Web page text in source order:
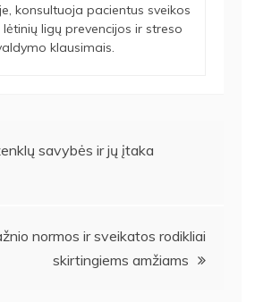
konsultuoja pacientus sveikos
lėtinių ligų prevencijos ir streso
klausimais.
savybės ir jų įtaka
normos ir sveikatos rodikliai
skirtingiems amžiams